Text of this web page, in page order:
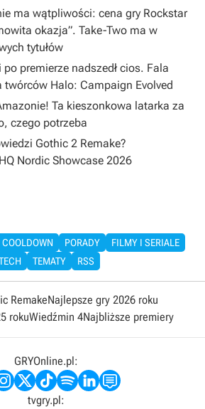
ma wątpliwości: cena gry Rockstar
okazja”. Take-Two ma w
tytułów
premierze nadszedł cios. Fala
twórców Halo: Campaign Evolved
Ta kieszonkowa latarka za
czego potrzeba
Gothic 2 Remake?
Nordic Showcase 2026
COOLDOWN PORADY
FILMY I SERIALE
TEMATY RSS
RemakeNajlepsze gry 2026 roku
rokuWiedźmin 4Najbliższe premiery
GRYOnline.pl:
tvgry.pl: